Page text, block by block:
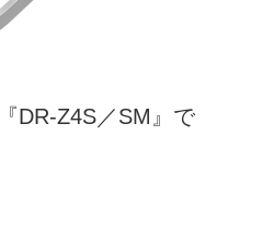
DR-Z4S／SM』で